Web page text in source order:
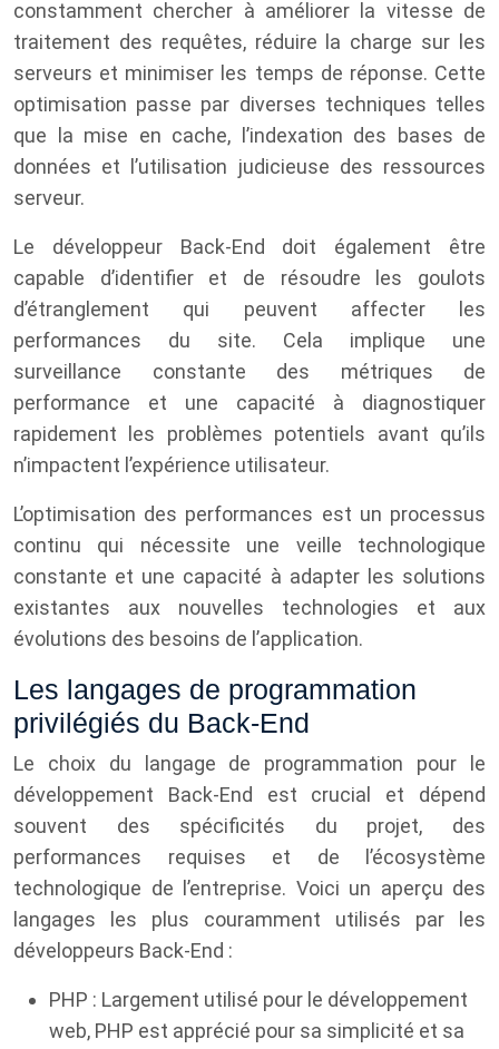
constamment chercher à améliorer la vitesse de
traitement des requêtes, réduire la charge sur les
serveurs et minimiser les temps de réponse. Cette
optimisation passe par diverses techniques telles
que la mise en cache, l’indexation des bases de
données et l’utilisation judicieuse des ressources
serveur.
Le développeur Back-End doit également être
capable d’identifier et de résoudre les goulots
d’étranglement qui peuvent affecter les
performances du site. Cela implique une
surveillance constante des métriques de
performance et une capacité à diagnostiquer
rapidement les problèmes potentiels avant qu’ils
n’impactent l’expérience utilisateur.
L’optimisation des performances est un processus
continu qui nécessite une veille technologique
constante et une capacité à adapter les solutions
existantes aux nouvelles technologies et aux
évolutions des besoins de l’application.
Les langages de programmation
privilégiés du Back-End
Le choix du langage de programmation pour le
développement Back-End est crucial et dépend
souvent des spécificités du projet, des
performances requises et de l’écosystème
technologique de l’entreprise. Voici un aperçu des
langages les plus couramment utilisés par les
développeurs Back-End :
PHP : Largement utilisé pour le développement
web, PHP est apprécié pour sa simplicité et sa